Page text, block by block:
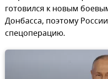
готовился к новым
Донбасса, поэтому
спецоперацию.